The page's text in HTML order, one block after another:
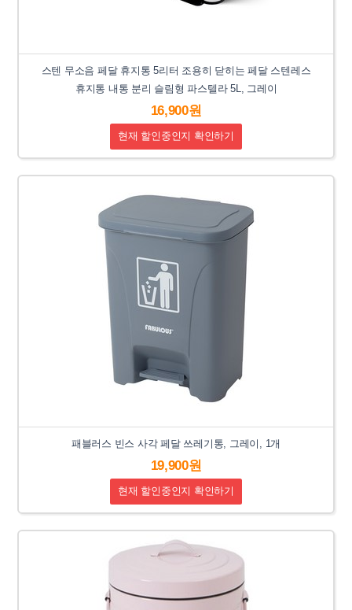
스텐 무소음 페달 휴지통 5리터 조용히 닫히는 페달 스텐레스
휴지통 내통 분리 슬림형 파스텔라 5L, 그레이
16,900원
현재 할인중인지 확인하기
패블러스 빈스 사각 페달 쓰레기통, 그레이, 1개
19,900원
현재 할인중인지 확인하기